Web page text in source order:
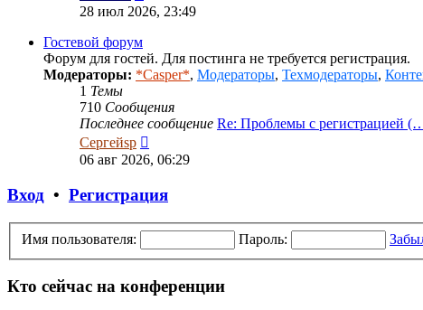
к
28 июл 2026, 23:49
Гостевой форум
Форум для гостей. Для постинга не требуется регистрация.
Модераторы: *Casper*, Модераторы, Техмодераторы,
1 Темы
710 Сообщения
Последнее сообщение Re: Проблемы с регистрацией
Сергейsp
к
06 авг 2026, 06:29
Вход • Регистрация
Имя пользователя: Пароль:
Кто сейчас на конференции